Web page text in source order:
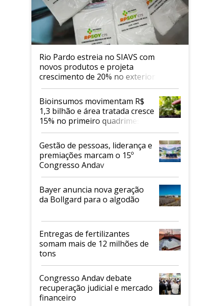
Rio Pardo estreia no SIAVS com
novos produtos e projeta
crescimento de 20% no exterior
Bioinsumos movimentam R$
1,3 bilhão e área tratada cresce
15% no primeiro quadrimestre
de 2026
Gestão de pessoas, liderança e
premiações marcam o 15º
Congresso Andav
Bayer anuncia nova geração
da Bollgard para o algodão
Entregas de fertilizantes
somam mais de 12 milhões de
tons
Congresso Andav debate
recuperação judicial e mercado
financeiro